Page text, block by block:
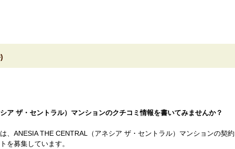
ア ザ・セントラル）マンションのクチコミ情報を書いてみませんか？
、ANESIA THE CENTRAL（アネシア ザ・セントラル）マンションの契約
を募集しています。